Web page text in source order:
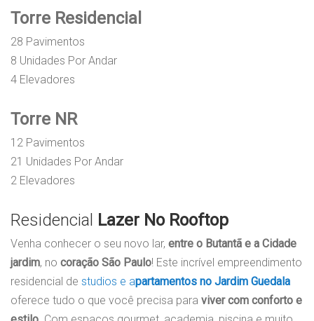
Torre Residencial
28 Pavimentos
8 Unidades Por Andar
4 Elevadores
Torre NR
12 Pavimentos
21 Unidades Por Andar
2 Elevadores
Residencial Lazer No Rooftop
Venha conhecer o seu novo lar, entre o Butantã e a Cidade
jardim, no coração São Paulo! Este incrível empreendimento
residencial de studios e apartamentos no Jardim Guedala
oferece tudo o que você precisa para viver com conforto e